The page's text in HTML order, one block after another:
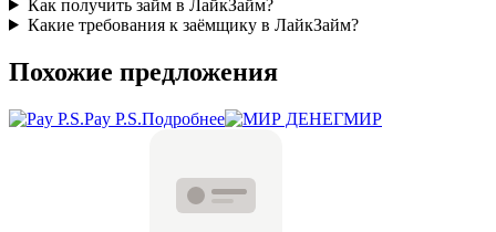
Как получить займ в ЛайкЗайм?
Какие требования к заёмщику в ЛайкЗайм?
Похожие предложения
Pay P.S.Подробнее МИР